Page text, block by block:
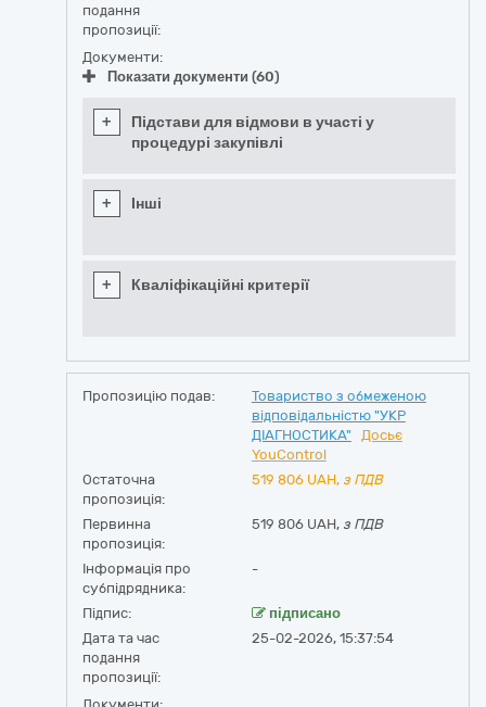
подання
пропозиції:
Документи:
Показати документи (60)
+
Підстави для відмови в участі у
процедурі закупівлі
+ Інші
+ Кваліфікаційні критерії
Пропозицію подав:
Товариство з обмеженою
відповідальністю "УКР
ДІАГНОСТИКА"
Досьє
YouControl
Остаточна
пропозиція:
519 806 UAH, з ПДВ
Первинна
пропозиція:
519 806 UAH, з ПДВ
Інформація про
субпідрядника:
-
Підпис:
підписано
Дата та час
подання
пропозиції:
25-02-2026, 15:37:54